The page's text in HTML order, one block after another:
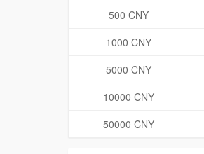
500 CNY
1000 CNY
5000 CNY
10000 CNY
50000 CNY